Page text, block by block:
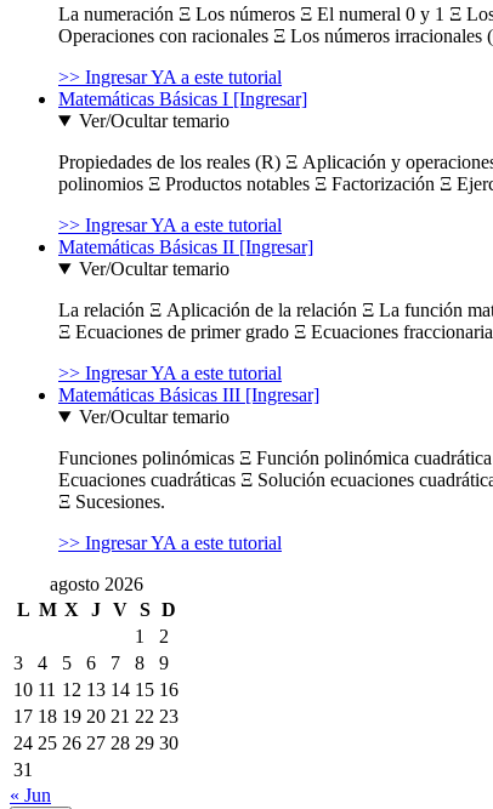
La numeración Ξ Los números Ξ El numeral 0 y 1 Ξ
Operaciones con racionales Ξ Los números
>> Ingresar YA a este tutorial
Matemáticas Básicas I [Ingresar]
Ver/Ocultar temario
Propiedades de los reales (R) Ξ Aplicación y
polinomios Ξ Productos notables Ξ Factorización Ξ
>> Ingresar YA a este tutorial
Matemáticas Básicas II [Ingresar]
Ver/Ocultar temario
La relación Ξ Aplicación de la relación Ξ La función
Ξ Ecuaciones de primer grado Ξ Ecuaciones
>> Ingresar YA a este tutorial
Matemáticas Básicas III [Ingresar]
Ver/Ocultar temario
Funciones polinómicas Ξ Función polinómica
Ecuaciones cuadráticas Ξ Solución ecuaciones
Ξ Sucesiones.
>> Ingresar YA a este tutorial
agosto 2026
L M X J V S D
1
2
3
4 5 6 7 8
9
10 11 12 13 14 15 16
17 18 19 20 21 22 23
24 25 26 27 28 29 30
31
« Jun